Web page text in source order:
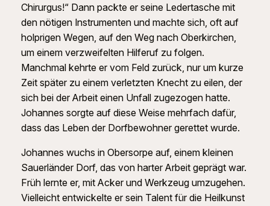
Chirurgus!“ Dann packte er seine Ledertasche mit
den nötigen Instrumenten und machte sich, oft auf
holprigen Wegen, auf den Weg nach Oberkirchen,
um einem verzweifelten Hilferuf zu folgen.
Manchmal kehrte er vom Feld zurück, nur um kurze
Zeit später zu einem verletzten Knecht zu eilen, der
sich bei der Arbeit einen Unfall zugezogen hatte.
Johannes sorgte auf diese Weise mehrfach dafür,
dass das Leben der Dorfbewohner gerettet wurde.
Johannes wuchs in Obersorpe auf, einem kleinen
Sauerländer Dorf, das von harter Arbeit geprägt war.
Früh lernte er, mit Acker und Werkzeug umzugehen.
Vielleicht entwickelte er sein Talent für die Heilkunst